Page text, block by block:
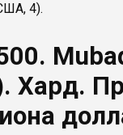
4).
Хард.